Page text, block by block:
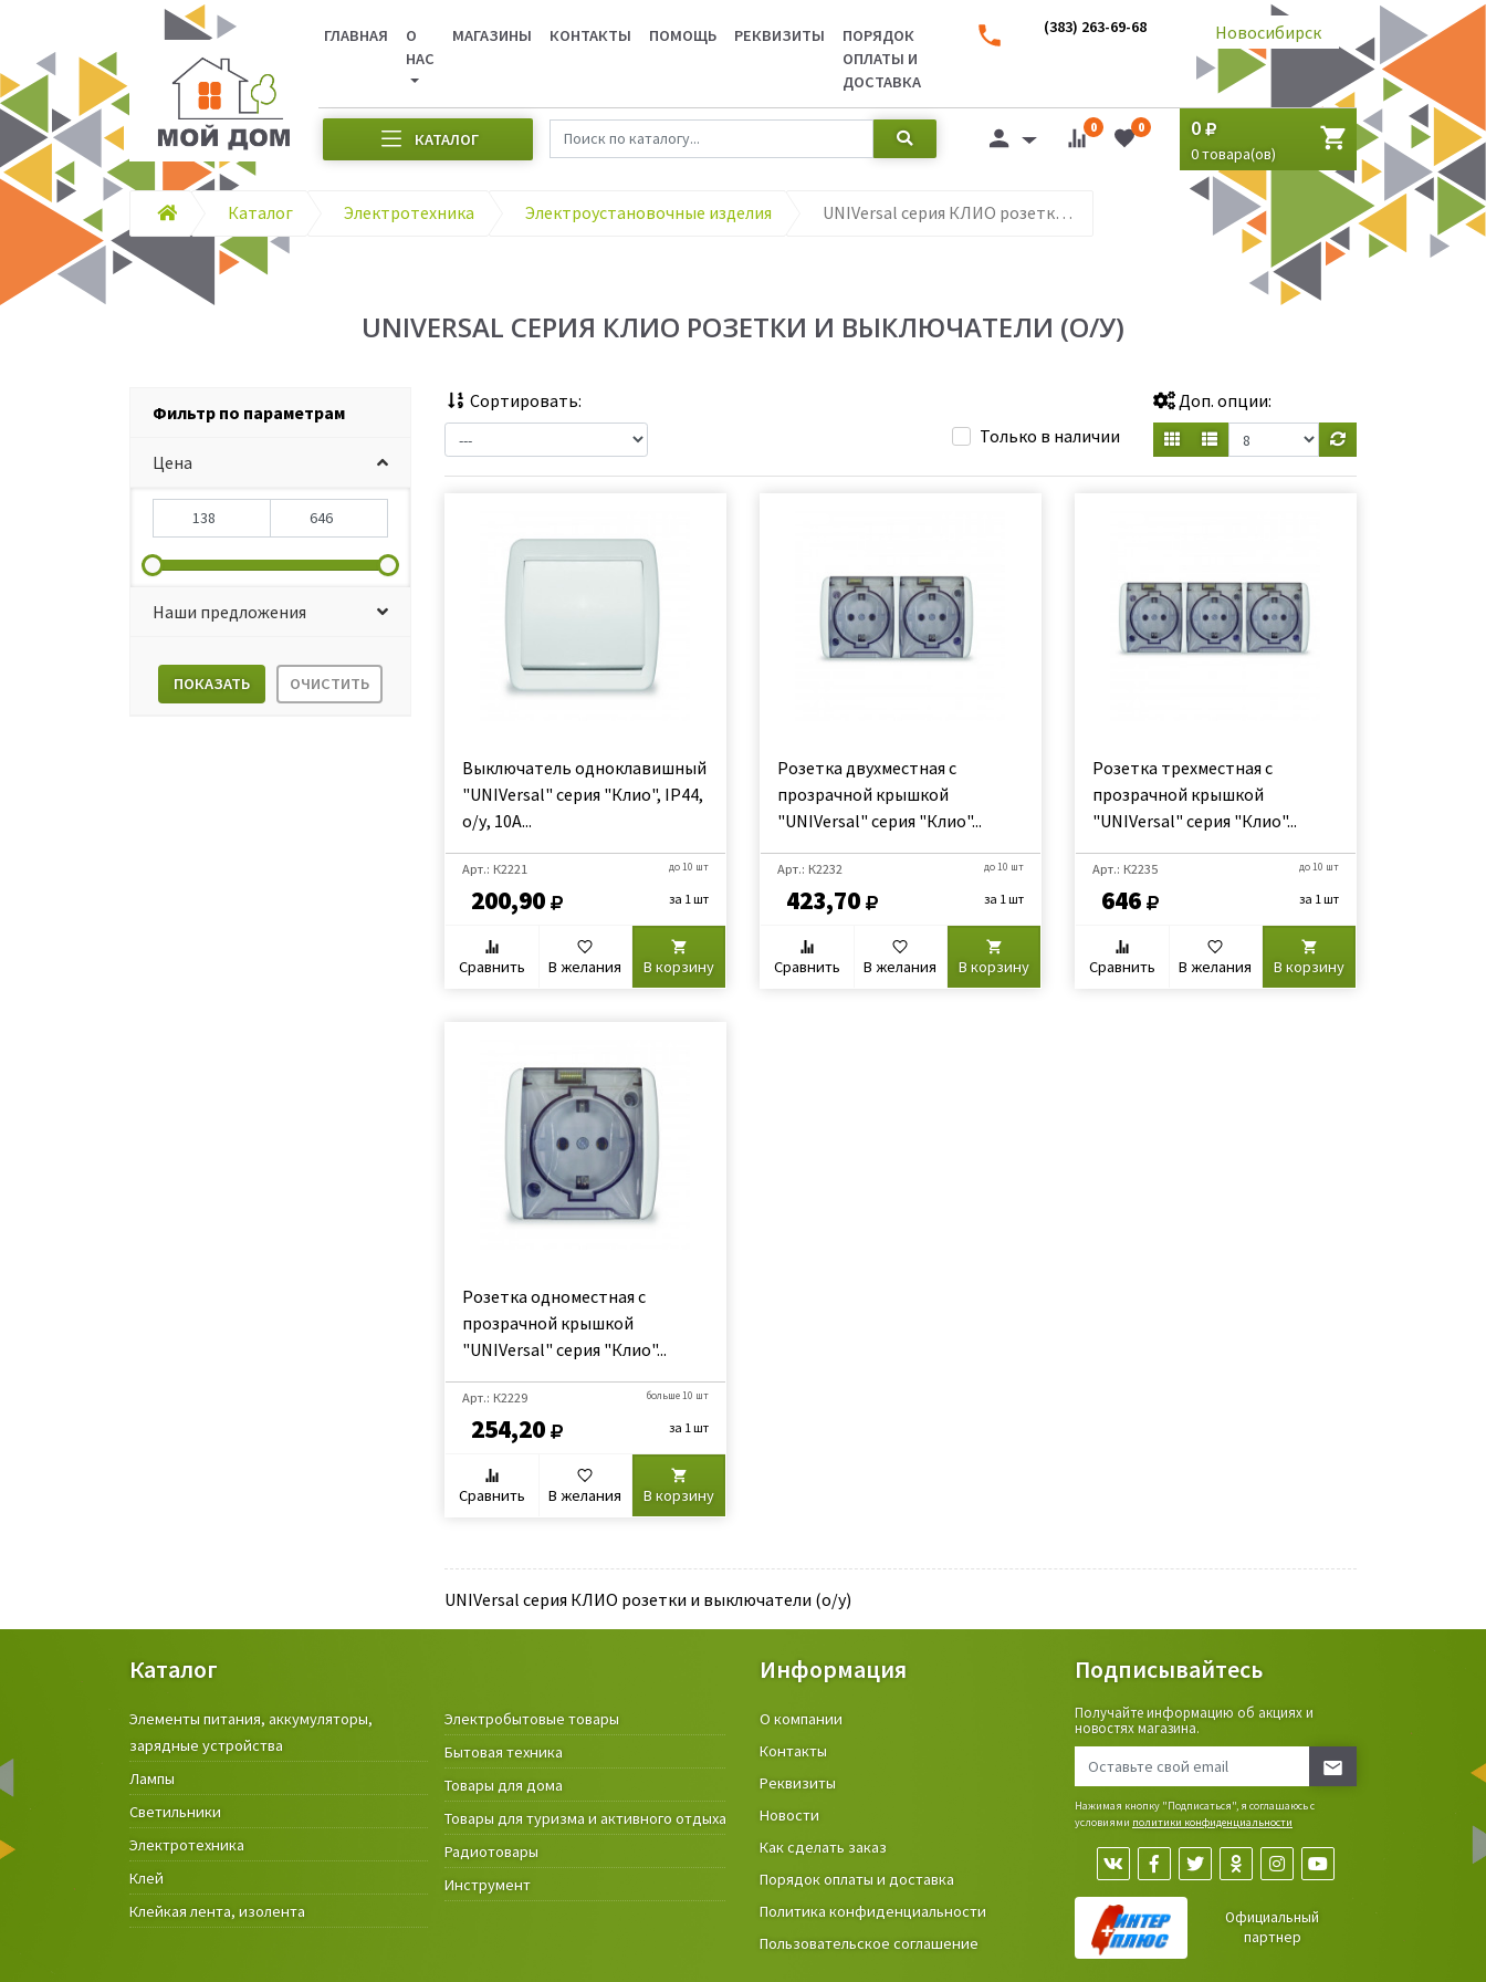
ГЛАВНАЯ
О
НАС
МАГАЗИНЫ КОНТАКТЫ ПОМОЩЬ РЕКВИЗИТЫ
ПОРЯДОК
ОПЛАТЫ И
ДОСТАВКА
(383) 263-69-68 Новосибирск
КАТАЛОГ
0 0 0
0товара(ов)
Каталог Электротехника Электроустановочные изделия UNIVersal серия КЛИО розетки и выключатели (о/у)
UNIVERSAL СЕРИЯ КЛИО РОЗЕТКИ И ВЫКЛЮЧАТЕЛИ (О/У)
Фильтр по параметрам
Цена
Наши предложения
ПОКАЗАТЬ ОЧИСТИТЬ
Сортировать:
Только в наличии
Доп. опции:
Выключатель одноклавишный
"UNIVersal" серия "Клио", IP44,
о/у, 10А...
Арт.: К2221
200,90
до 10 шт
за 1 шт
Сравнить В желания В корзину
Розетка двухместная с
прозрачной крышкой
"UNIVersal" серия "Клио"...
Арт.: К2232
423,70
до 10 шт
за 1 шт
Сравнить В желания В корзину
Розетка трехместная с
прозрачной крышкой
"UNIVersal" серия "Клио"...
Арт.: К2235
646
до 10 шт
за 1 шт
Сравнить В желания В корзину
Розетка одноместная с
прозрачной крышкой
"UNIVersal" серия "Клио"...
Арт.: К2229
254,20
больше 10 шт
за 1 шт
Сравнить В желания В корзину
UNIVersal серия КЛИО розетки и выключатели (о/у)
Каталог
Элементы питания, аккумуляторы,
зарядные устройства
Лампы
Светильники
Электротехника
Клей
Клейкая лента, изолента
Электробытовые товары
Бытовая техника
Товары для дома
Товары для туризма и активного отдыха
Радиотовары
Инструмент
Крепёжные изделия и строительные
материалы
Товары и инструмент для дачи, сада,
Фонари
Информация
О компании
Контакты
Реквизиты
Новости
Как сделать заказ
Порядок оплаты и доставка
Политика конфиденциальности
Пользовательское соглашение
Подписывайтесь
Получайте информацию об акциях и
новостях магазина.
Нажимая кнопку "Подписаться", я соглашаюсь с
условиями политики конфиденциальности
Официальный
партнер